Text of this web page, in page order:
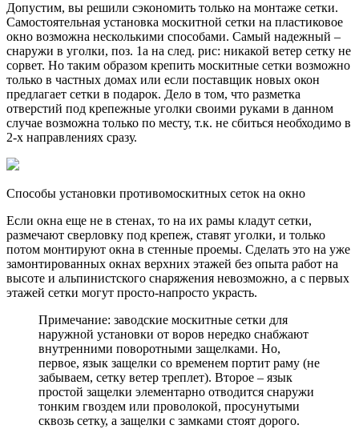
Допустим, вы решили сэкономить только на монтаже сетки.
Самостоятельная установка москитной сетки на пластиковое
окно возможна несколькими способами. Самый надежный –
снаружи в уголки, поз. 1а на след. рис: никакой ветер сетку не
сорвет. Но таким образом крепить москитные сетки возможно
только в частных домах или если поставщик новых окон
предлагает сетки в подарок. Дело в том, что разметка
отверстий под крепежные уголки своими руками в данном
случае возможна только по месту, т.к. не сбиться необходимо в
2-х направлениях сразу.
Способы установки противомоскитных сеток на окно
Если окна еще не в стенах, то на их рамы кладут сетки,
размечают сверловку под крепеж, ставят уголки, и только
потом монтируют окна в стенные проемы. Сделать это на уже
замонтированных окнах верхних этажей без опыта работ на
высоте и альпинистского снаряжения невозможно, а с первых
этажей сетки могут просто-напросто украсть.
Примечание: заводские москитные сетки для
наружной установки от воров нередко снабжают
внутренними поворотными защелками. Но,
первое, язык защелки со временем портит раму (не
забываем, сетку ветер треплет). Второе – язык
простой защелки элементарно отводится снаружи
тонким гвоздем или проволокой, просунутыми
сквозь сетку, а защелки с замками стоят дорого.